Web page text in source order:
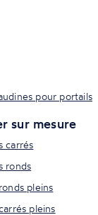
pour portails
sur mesure
carrés
ronds
pleins
pleins